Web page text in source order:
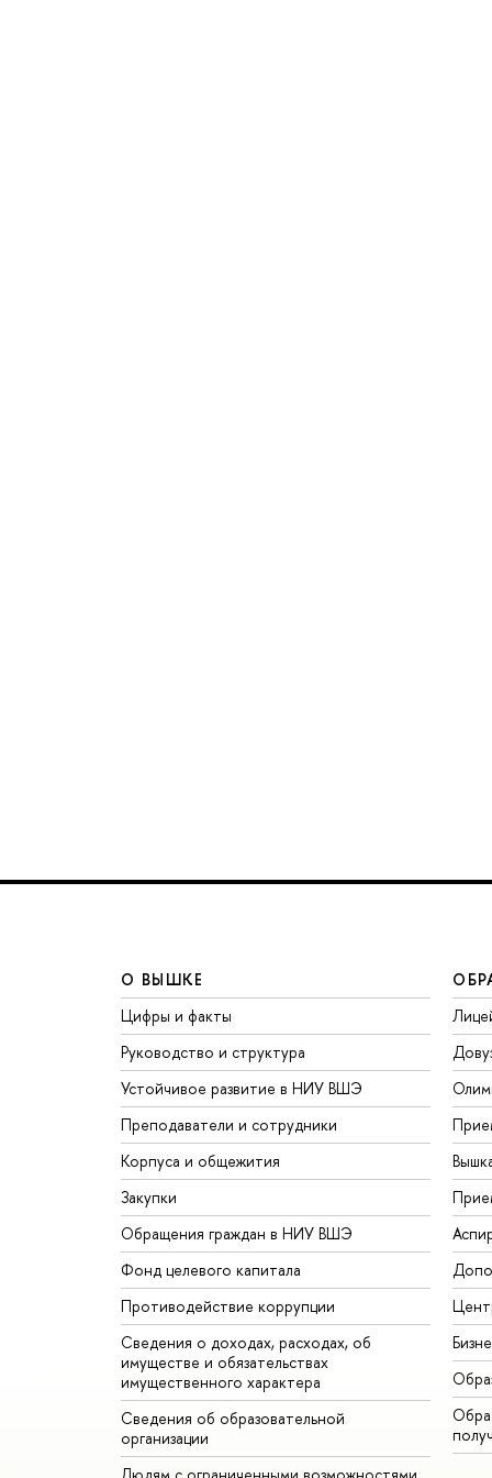
О ВЫШКЕ
Цифры и факты
Руководство и структура
Устойчивое развитие в НИУ ВШЭ
Преподаватели и сотрудники
Корпуса и общежития
Закупки
Обращения граждан в НИУ ВШЭ
Фонд целевого капитала
Противодействие коррупции
Сведения о доходах, расходах, об
имуществе и обязательствах
имущественного характера
Сведения об образовательной
организации